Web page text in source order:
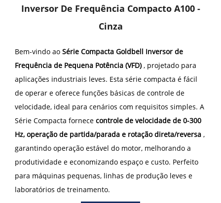
Inversor De Frequência Compacto A100 -
Cinza
Bem-vindo ao Série Compacta Goldbell Inversor de
Frequência de Pequena Potência (VFD), projetado para
aplicações industriais leves. Esta série compacta é fácil
de operar e oferece funções básicas de controle de
velocidade, ideal para cenários com requisitos simples. A
Série Compacta fornece controle de velocidade de 0-300
Hz, operação de partida/parada e rotação direta/reversa ,
garantindo operação estável do motor, melhorando a
produtividade e economizando espaço e custo. Perfeito
para máquinas pequenas, linhas de produção leves e
laboratórios de treinamento.